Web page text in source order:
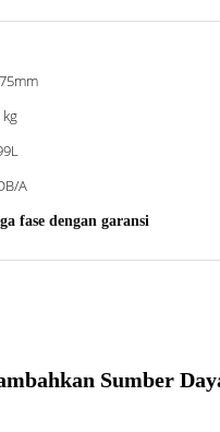
kg
A
fase dengan garansi
Sumber